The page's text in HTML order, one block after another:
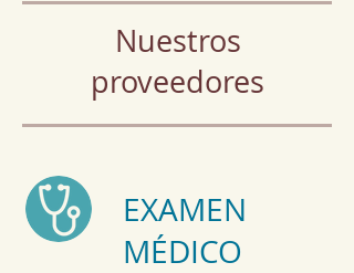
Nuestros
proveedores
EXAMEN
MÉDICO